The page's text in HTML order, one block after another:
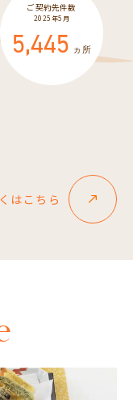
栄養士・管理栄養士
2025年5月15日時点
人
はこちら